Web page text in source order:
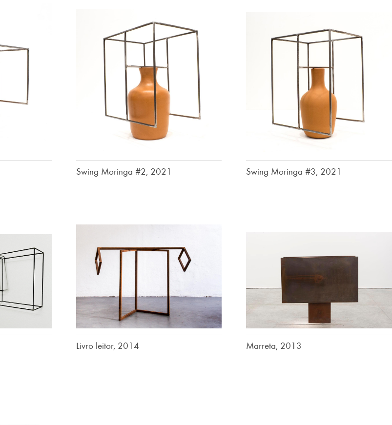
Swing Moringa #2, 2021 Swing Moringa #3, 2021
Livro leitor, 2014 Marreta, 2013